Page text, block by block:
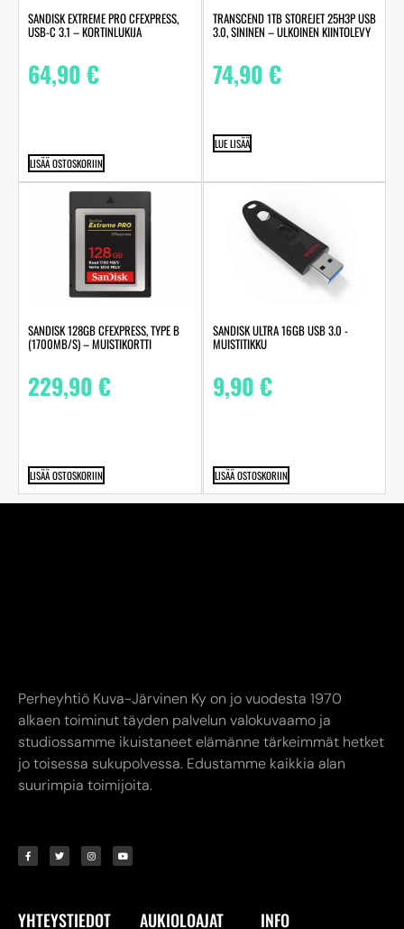
SANDISK EXTREME PRO CFEXPRESS,
USB-C 3.1 – KORTINLUKIJA
64,90€
LISÄÄ OSTOSKORIIN
TRANSCEND 1TB STOREJET 25H3P USB
3.0, SININEN – ULKOINEN KIINTOLEVY
74,90€
LUE LISÄÄ
SANDISK 128GB CFEXPRESS, TYPE B
(1700MB/S) – MUISTIKORTTI
229,90€
LISÄÄ OSTOSKORIIN
SANDISK ULTRA 16GB USB 3.0 -
MUISTITIKKU
9,90€
LISÄÄ OSTOSKORIIN
Perheyhtiö Kuva-Järvinen Ky on jo vuodesta 1970
alkaen toiminut täyden palvelun valokuvaamo ja
studiossamme ikuistaneet elämänne tärkeimmät hetket
jo toisessa sukupolvessa. Edustamme kaikkia alan
suurimpia toimijoita.
YHTEYSTIEDOT AUKIOLOAJAT INFO